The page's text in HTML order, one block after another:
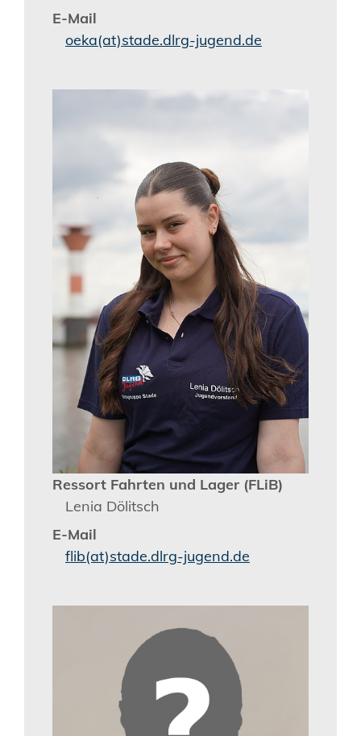
E-Mail
oeka(at)stade.dlrg-jugend.de
Ressort Fahrten und Lager (FLiB)
Lenia Dölitsch
E-Mail
flib(at)stade.dlrg-jugend.de